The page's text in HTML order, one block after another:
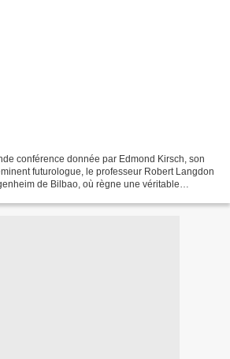
conférence donnée par Edmond Kirsch, son
futurologue, le professeur Robert Langdon
de Bilbao, où règne une véritable